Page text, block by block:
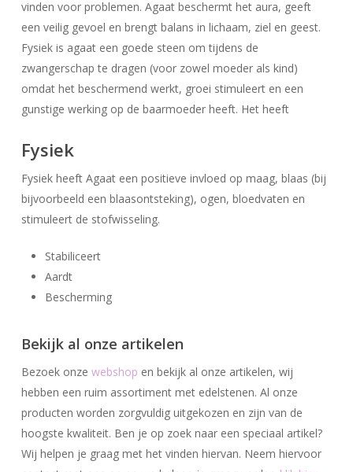
vinden voor problemen. Agaat beschermt het aura, geeft
een veilig gevoel en brengt balans in lichaam, ziel en geest.
Fysiek is agaat een goede steen om tijdens de
zwangerschap te dragen (voor zowel moeder als kind)
omdat het beschermend werkt, groei stimuleert en een
gunstige werking op de baarmoeder heeft. Het heeft
Fysiek
Fysiek heeft Agaat een positieve invloed op maag, blaas (bij
bijvoorbeeld een blaasontsteking), ogen, bloedvaten en
stimuleert de stofwisseling.
Stabiliceert
Aardt
Bescherming
Bekijk al onze artikelen
Bezoek onze webshop en bekijk al onze artikelen, wij
hebben een ruim assortiment met edelstenen. Al onze
producten worden zorgvuldig uitgekozen en zijn van de
hoogste kwaliteit. Ben je op zoek naar een speciaal artikel?
Wij helpen je graag met het vinden hiervan. Neem hiervoor